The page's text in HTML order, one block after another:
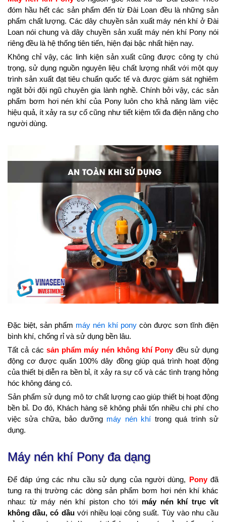
đóm hầu hết các sản phẩm đến từ Đài Loan đều là những sản
phẩm chất lượng. Các dây chuyền sản xuất máy nén khí ở Đài
Loan nói chung và dây chuyền sản xuất máy nén khí Pony nói
riêng đều là hệ thống tiên tiến, hiện đại bậc nhất hiện nay.
Không chỉ vậy, các linh kiện sản xuất cũng được công ty chú
trọng, sử dụng nguồn nguyên liệu chất lượng nhất với một quy
trình sản xuất đạt tiêu chuẩn quốc tế và được giám sát nghiêm
ngặt bởi đội ngũ chuyên gia lành nghề. Chính bởi vậy, các sản
phẩm bơm hơi nén khí của Pony luôn cho khả năng làm việc
hiệu quả, ít xảy ra sự cố cũng như tiết kiệm tối đa điện năng cho
người dùng.
Đặc biệt, sản phẩm máy nén khí ponycòn được sơn tĩnh điện
bình khí, chống rỉ và sử dụng bền lâu.
Tất cả các sản phẩm máy nén không khí Ponyđều sử dụng
động cơ được quấn 100% dây đồng giúp quá trình hoạt động
của thiết bị diễn ra bền bỉ, ít xảy ra sự cố và các tình trạng hỏng
hóc không đáng có.
Sản phẩm sử dụng mô tơ chất lượng cao giúp thiết bị hoạt động
bền bỉ. Do đó, Khách hàng sẽ không phải tốn nhiều chi phí cho
việc sửa chữa, bảo dưỡng máy nén khí trong quá trình sử
dụng.
Máy nén khí Pony đa dạng
Để đáp ứng các nhu cầu sử dụng của người dùng, Ponyđã
tung ra thị trường các dòng sản phẩm bơm hơi nén khí khác
nhau: từ máy nén khí piston cho tới máy nén khí trục vít
không dầu, có dầuvới nhiều loại công suất. Tùy vào nhu cầu